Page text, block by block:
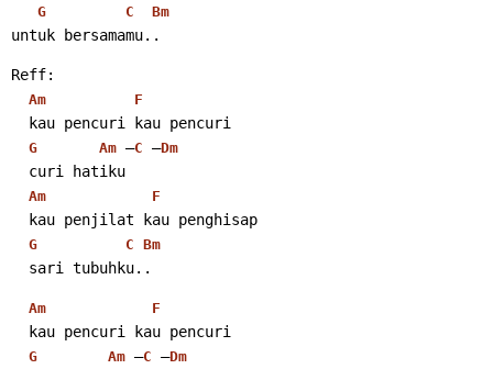
G C Bm
untuk bersamamu..
Reff:
Am F
kau pencuri kau pencuri
G Am –C –Dm
curi hatiku
Am F
kau penjilat kau penghisap
G C Bm
sari tubuhku..
Am F
kau pencuri kau pencuri
G Am –C –Dm